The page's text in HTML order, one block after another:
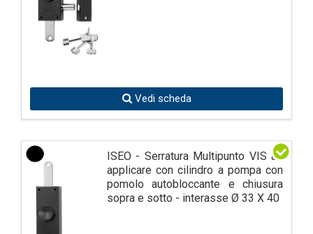
Vedi scheda
ISEO - Serratura Multipunto VIS ad
applicare con cilindro a pompa con
pomolo autobloccante e chiusura
sopra e sotto - interasse Ø 33 X 40